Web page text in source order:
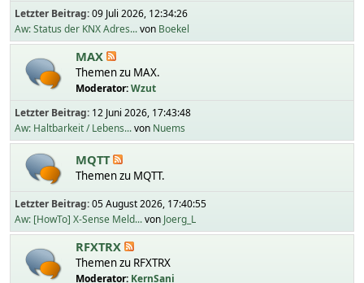
Letzter Beitrag:09 Juli 2026, 12:34:26
Aw: Status der KNX Adres...von Boekel
MAX
Themen zu MAX.
Moderator:Wzut
Letzter Beitrag: 12 Juni 2026, 17:43:48
Aw: Haltbarkeit / Lebens...von Nuems
MQTT
Themen zu MQTT.
Letzter Beitrag:05 August 2026, 17:40:55
Aw: [HowTo] X-Sense Meld...von Joerg_L
RFXTRX
Themen zu RFXTRX
Moderator: KernSani